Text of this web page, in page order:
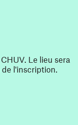
Le lieu sera
l'inscription.